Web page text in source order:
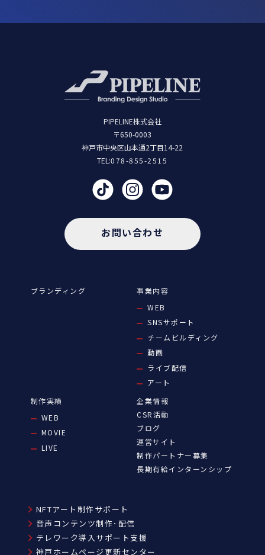
PIPELINE株式会社
〒650-0003
神戸市中央区山本通2丁目14-22
TEL:078-855-2515
お問い合わせ
ブランディング
事業内容
WEB
SNSサポート
チームビルディング
動画
ライブ配信
アート
制作実績
WEB
MOVIE
LIVE
企業情報
CSR活動
ブログ
運営サイト
制作パートナー募集
長期有給インターンシップ
NFTアート制作サポート
音声コンテンツ制作･配信
テレワーク導入サポート支援
神戸ホームページ更新センター